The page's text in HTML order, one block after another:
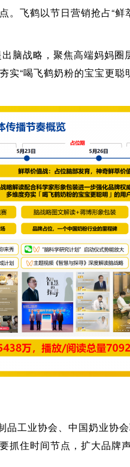
。飞鹤以节日营销抢占“
脑战略，聚焦高端妈妈
“喝飞鹤奶粉的宝宝更聪
品工业协会、中国奶业
抓住时间节点，扩大品牌声